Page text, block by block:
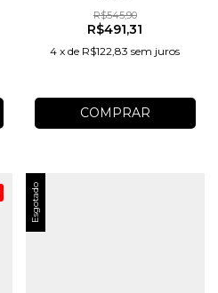
R$545,90
R$491,31
4 xde R$122,83 sem juros
COMPRAR
Esgotado